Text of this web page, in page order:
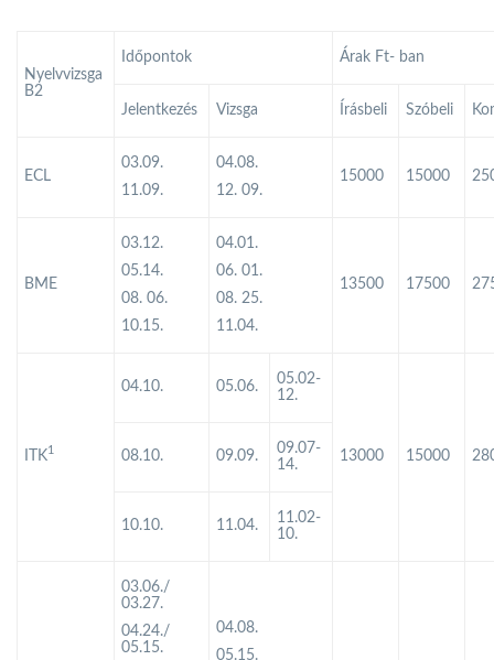
Nyelvvizsga
B2
Időpontok Árak Ft- ban
Jelentkezés Vizsga Írásbeli Szóbeli
ECL
03.09.
11.09.
04.08.
12. 09.
15000 15000
BME
03.12.
05.14.
08. 06.
10.15.
04.01.
06. 01.
08. 25.
11.04.
13500 17500
ITK 1
04.10. 05.06.
05.02-
12.
13000 15000
08.10. 09.09.
09.07-
14.
10.10. 11.04.
11.02-
10.
03.06./
03.27.
04.24./
05.15.
04.08.
05.15.